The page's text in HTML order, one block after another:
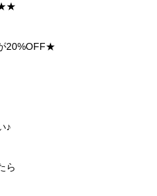
20%OFF★
♪
ら